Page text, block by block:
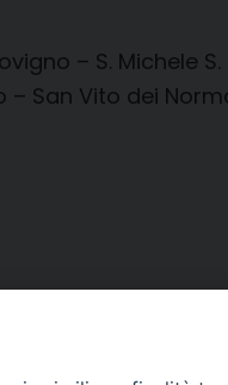
– S. Michele S.
– San Vito dei